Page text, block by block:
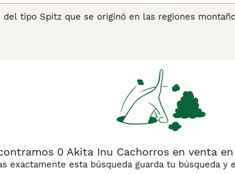
tipo Spitz que se originó en las regiones
presencia en todas partes.
0 Akita Inu Cachorros en venta
exactamente esta búsqueda guarda tu búsqueda